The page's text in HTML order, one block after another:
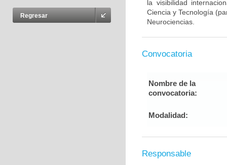
Regresar
la visibilidad
Ciencia y Tecnología
Neurociencias.
Convocatoria
Nombre de la
convocatoria:
Modalidad:
Responsable